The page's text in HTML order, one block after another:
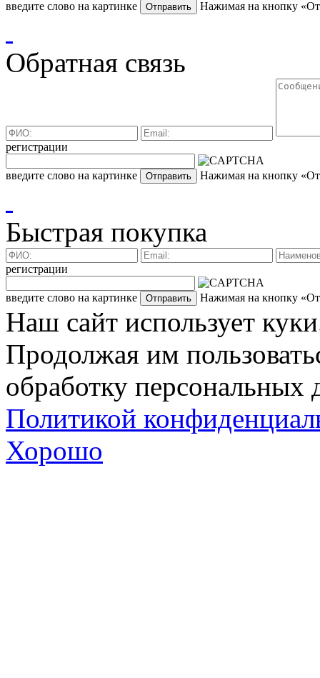
введите слово на картинке Нажимая на кнопку
Обратная связь
регистрации
введите слово на картинке Нажимая на кнопку
Быстрая покупка
регистрации
введите слово на картинке Нажимая на кнопку
Наш сайт использует
Продолжая им
обработку персональных
Политикой
Хорошо